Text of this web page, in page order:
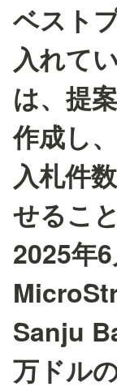
ベスト
入れて
は、提
作成し
入札件
せるこ
2025年6
Sanju
万ドル